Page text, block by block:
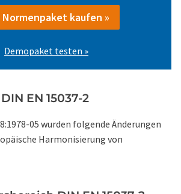
Normenpaket kaufen »
Demopaket testen »
EN 15037-2
05 wurden folgende Änderungen
Harmonisierung von